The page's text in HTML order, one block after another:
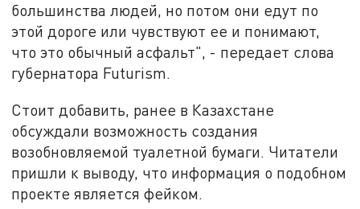
большинства людей, но потом они едут по
этой дороге или чувствуют ее и понимают,
что это обычный асфальт", - передает слова
губернатора Futurism.
Стоит добавить, ранее в Казахстане
обсуждали возможность создания
возобновляемой туалетной бумаги. Читатели
пришли к выводу, что информация о подобном
проекте является фейком.